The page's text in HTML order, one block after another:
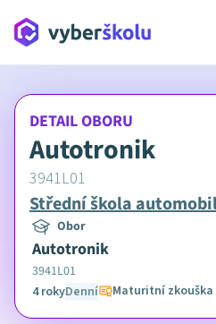
DETAIL OBORU
Autotronik
3941L01
Střední škola
Obor
Autotronik
3941L01
4 rokyDenní Maturitní zkouška